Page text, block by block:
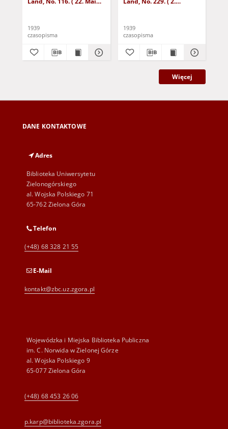
1939
czasopisma
1939
czasopisma
Więcej
DANE KONTAKTOWE
Adres
Biblioteka Uniwersytetu
Zielonogórskiego
al. Wojska Polskiego 71
65-762 Zielona Góra
Telefon
(+48) 68 328 21 55
E-Mail
kontakt@zbc.uz.zgora.pl
Wojewódzka i Miejska Biblioteka Publiczna
im. C. Norwida w Zielonej Górze
al. Wojska Polskiego 9
65-077 Zielona Góra
(+48) 68 453 26 06
p.karp@biblioteka.zgora.pl